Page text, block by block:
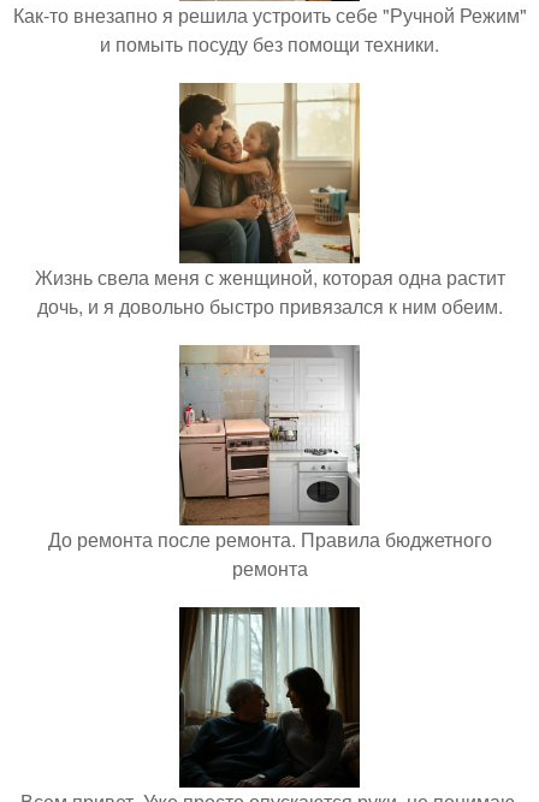
Как-то внезапно я решила устроить себе "Ручной Режим"
и помыть посуду без помощи техники.
Жизнь свела меня с женщиной, которая одна растит
дочь, и я довольно быстро привязался к ним обеим.
До ремонта после ремонта. Правила бюджетного
ремонта